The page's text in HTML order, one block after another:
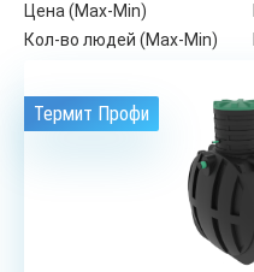
Цена (Max-Min)
Кол-во людей (Max-Min)
Термит Профи